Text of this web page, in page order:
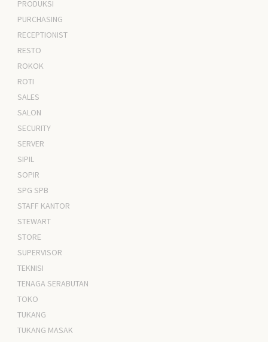
PRODUKSI
PURCHASING
RECEPTIONIST
RESTO
ROKOK
ROTI
SALES
SALON
SECURITY
SERVER
SIPIL
SOPIR
SPG SPB
STAFF KANTOR
STEWART
STORE
SUPERVISOR
TEKNISI
TENAGA SERABUTAN
TOKO
TUKANG
TUKANG MASAK